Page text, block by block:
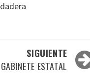
SIGUIENTE
ESTATAL